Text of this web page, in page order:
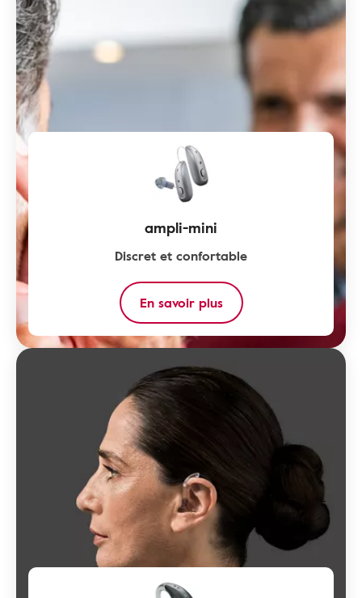
ampli-mini
Discret et confortable
En savoir plus